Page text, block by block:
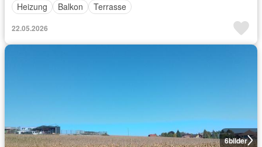
Heizung
Balkon Terrasse
22.05.2026
6bilder